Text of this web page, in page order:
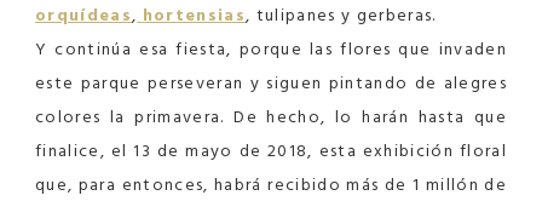
orquídeas,hortensias, tulipanes y gerberas.
Y continúa esa fiesta, porque las flores que invaden
este parque perseveran y siguen pintando de alegres
colores la primavera. De hecho, lo harán hasta que
finalice, el 13 de mayo de 2018, esta exhibición floral
que, para entonces, habrá recibido más de 1 millón de